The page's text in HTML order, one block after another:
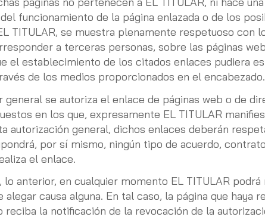
funcionamiento de la página enlazada o de los
TITULAR, se muestra plenamente respetuoso
a terceras personas, sobre las páginas
el establecimiento de los citados enlaces pudiera
de los medios proporcionados en el encabezado.
general se autoriza el enlace de páginas web o de
en los que, expresamente EL TITULAR
autorización general, dichos enlaces deberán
por sí mismo, ningún tipo de acuerdo,
el enlace.
lo anterior, en cualquier momento EL TITULAR
alegar causa alguna. En tal caso, la página que
reciba la notificación de la revocación de la